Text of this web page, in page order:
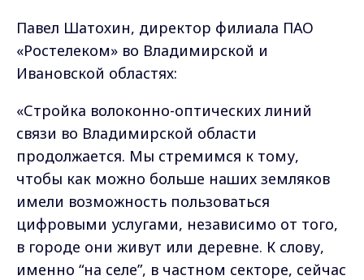
Павел Шатохин, директор филиала ПАО
«Ростелеком» во Владимирской и
Ивановской областях:
«Стройка волоконно-оптических линий
связи во Владимирской области
продолжается. Мы стремимся к тому,
чтобы как можно больше наших земляков
имели возможность пользоваться
цифровыми услугами, независимо от того,
в городе они живут или деревне. К слову,
именно “на селе”, в частном секторе, сейчас